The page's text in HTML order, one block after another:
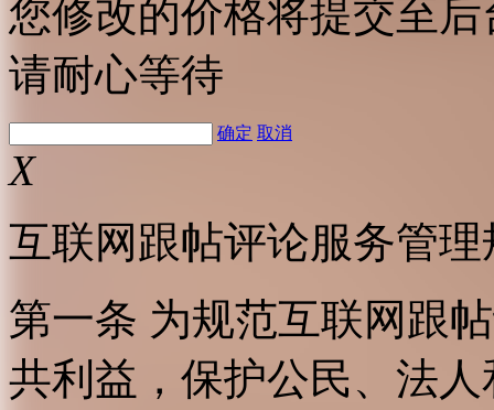
您修改的价格将提交至
请耐心等待
确定 取消
X
互联网跟帖评论服务管理
第一条 为规范互联网跟
共利益，保护公民、法